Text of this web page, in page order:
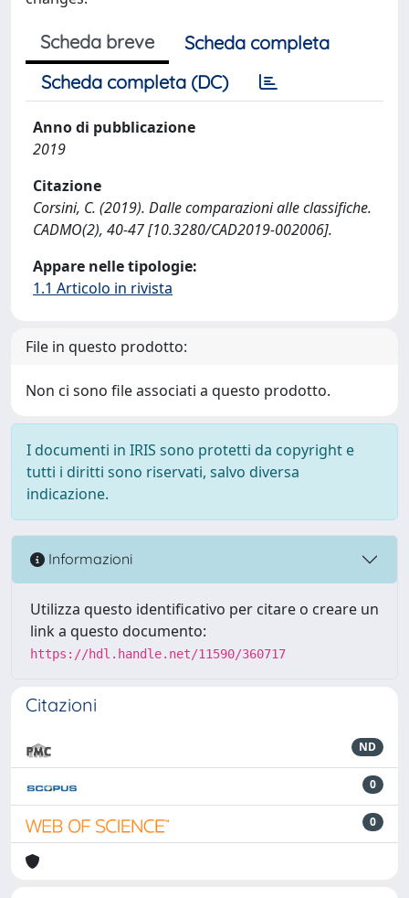
Scheda breve
Scheda completa
Scheda completa (DC)
Anno di pubblicazione
2019
Citazione
Corsini, C. (2019). Dalle comparazioni alle classifiche.
CADMO(2), 40-47 [10.3280/CAD2019-002006].
Appare nelle tipologie:
1.1 Articolo in rivista
File in questo prodotto:
Non ci sono file associati a questo prodotto.
I documenti in IRIS sono protetti da copyright e
tutti i diritti sono riservati, salvo diversa
indicazione.
Informazioni
Utilizza questo identificativo per citare o creare un
link a questo documento:
https://hdl.handle.net/11590/360717
Citazioni
ND
0
0